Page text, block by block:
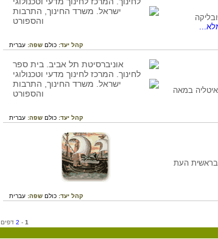
קהל יעד: כולם שפה: עברית
במאה
קהל יעד: כולם שפה: עברית
בראשית העת
קהל יעד: כולם שפה: עברית
1
-
2 דפים